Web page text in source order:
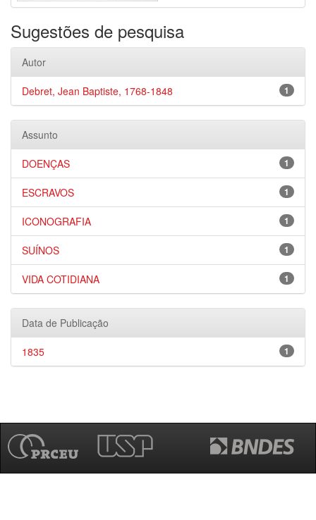
Sugestões de pesquisa
Autor
1
Debret, Jean Baptiste, 1768-1848
Assunto
1
DOENÇAS
1
ESCRAVOS
1
ICONOGRAFIA
1
SUÍNOS
1
VIDA COTIDIANA
Data de Publicação
1
1835